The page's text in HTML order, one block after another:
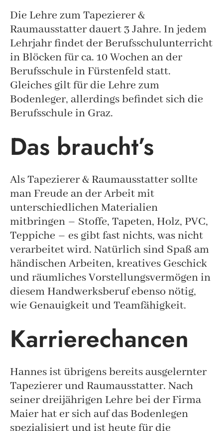
Die Lehre zum Tapezierer &
Raumausstatter dauert 3 Jahre. In jedem
Lehrjahr findet der Berufsschulunterricht
in Blöcken für ca. 10 Wochen an der
Berufsschule in Fürstenfeld statt.
Gleiches gilt für die Lehre zum
Bodenleger, allerdings befindet sich die
Berufsschule in Graz.
Das braucht’s
Als Tapezierer & Raumausstatter sollte
man Freude an der Arbeit mit
unterschiedlichen Materialien
mitbringen – Stoffe, Tapeten, Holz, PVC,
Teppiche – es gibt fast nichts, was nicht
verarbeitet wird. Natürlich sind Spaß am
händischen Arbeiten, kreatives Geschick
und räumliches Vorstellungsvermögen in
diesem Handwerksberuf ebenso nötig,
wie Genauigkeit und Teamfähigkeit.
Karrierechancen
Hannes ist übrigens bereits ausgelernter
Tapezierer und Raumausstatter. Nach
seiner dreijährigen Lehre bei der Firma
Maier hat er sich auf das Bodenlegen
spezialisiert und ist heute für die